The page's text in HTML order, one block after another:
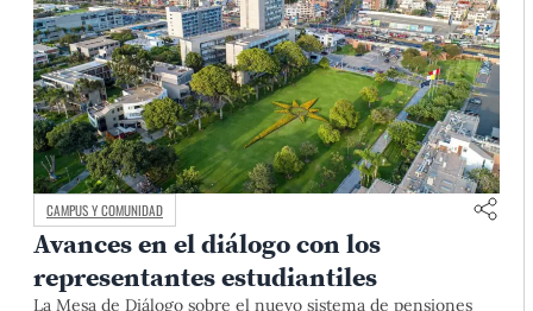
CAMPUS Y COMUNIDAD
Avances en el diálogo con los
representantes estudiantiles
La Mesa de Diálogo sobre el nuevo sistema de pensiones